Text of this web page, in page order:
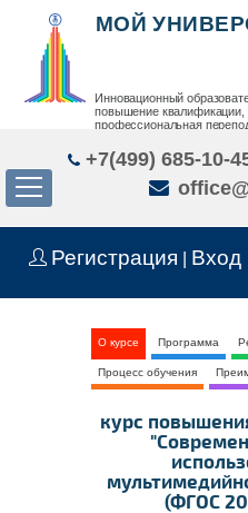
Регистрация Вход
МОЙ
Инновационный
повышение квалификации,
профессиональная
+7(499) 685-10-
О курсе Программа
Процесс обучения
курс
(ФГОС